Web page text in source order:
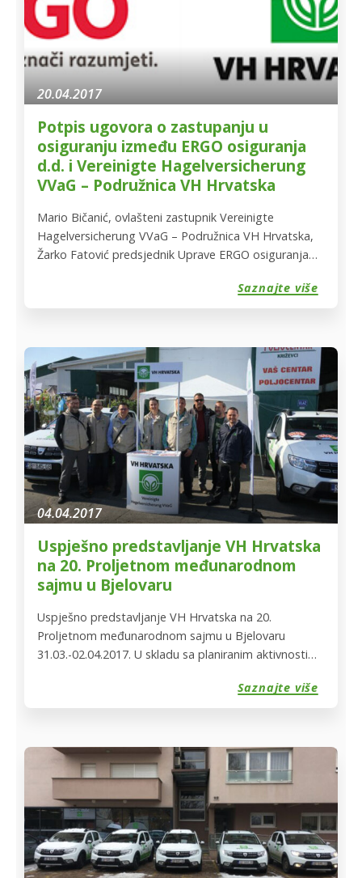
20.04.2017
Potpis ugovora o zastupanju u
osiguranju između ERGO osiguranja
d.d. i Vereinigte Hagelversicherung
VVaG – Podružnica VH Hrvatska
Mario Bičanić, ovlašteni zastupnik Vereinigte
Hagelversicherung VVaG – Podružnica VH Hrvatska,
Žarko Fatović predsjednik Uprave ERGO osiguranja
d.d. potpisali su 31.3.2017. ugovor o zastupanju u
proizvoda iz poljoprivrednog osigurateljnog
segmenta konkretno osiguranja usjeva i nasada, […]
Saznajte više
04.04.2017
Uspješno predstavljanje VH Hrvatska
na 20. Proljetnom međunarodnom
sajmu u Bjelovaru
Uspješno predstavljanje VH Hrvatska na 20.
Proljetnom međunarodnom sajmu u Bjelovaru
31.03.-02.04.2017. U skladu sa planiranim aktivnostima
Hagelversicherung Podružnica VH Hrvatska,
sajam za nas ima poseban značaj, jer on pruža
ugodnu mogućnost susreta sa našim osiguranicima
poljoprivrednim […]
Saznajte više